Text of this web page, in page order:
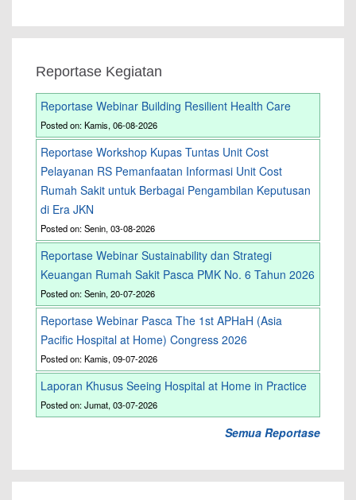
Reportase Kegiatan
Reportase Webinar Building Resilient Health Care
Posted on: Kamis, 06-08-2026
Reportase Workshop Kupas Tuntas Unit Cost
Pelayanan RS Pemanfaatan Informasi Unit Cost
Rumah Sakit untuk Berbagai Pengambilan Keputusan
di Era JKN
Posted on: Senin, 03-08-2026
Reportase Webinar Sustainability dan Strategi
Keuangan Rumah Sakit Pasca PMK No. 6 Tahun 2026
Posted on: Senin, 20-07-2026
Reportase Webinar Pasca The 1st APHaH (Asia
Pacific Hospital at Home) Congress 2026
Posted on: Kamis, 09-07-2026
Laporan Khusus Seeing Hospital at Home in Practice
Posted on: Jumat, 03-07-2026
Semua Reportase